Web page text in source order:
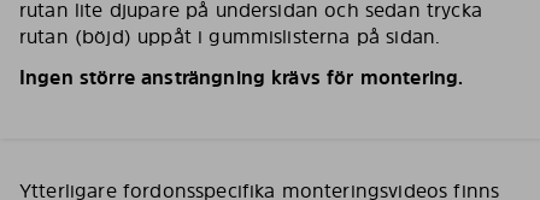
rutan lite djupare på undersidan och sedan trycka
rutan (böjd) uppåt i gummislisterna på sidan.
Ingen större ansträngning krävs för montering.
Ytterligare fordonsspecifika monteringsvideos finns